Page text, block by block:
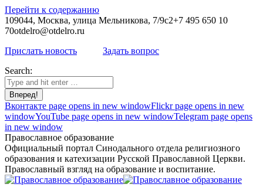
Перейти к содержанию
109044, Москва, улица Мельникова, 7/9с2+7 495 650 10
70otdelro@otdelro.ru
Прислать новость
Задать вопрос
Search:
Вконтакте page opens in new windowFlickr page opens in new
windowYouTube page opens in new windowTelegram page opens
in new window
Православное образование
Официальный портал Синодального отдела религиозного
образования и катехизации Русской Православной Церкви.
Православный взгляд на образование и воспитание.